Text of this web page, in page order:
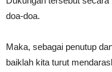
doa-doa.
Maka, sebagai penutup
baiklah kita turut